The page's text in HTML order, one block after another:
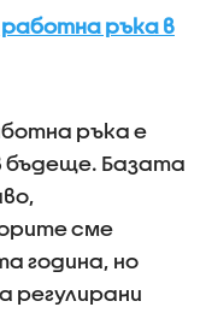
ръка в
ръка е
бъдеще. Базата
сме
година, но
регулирани